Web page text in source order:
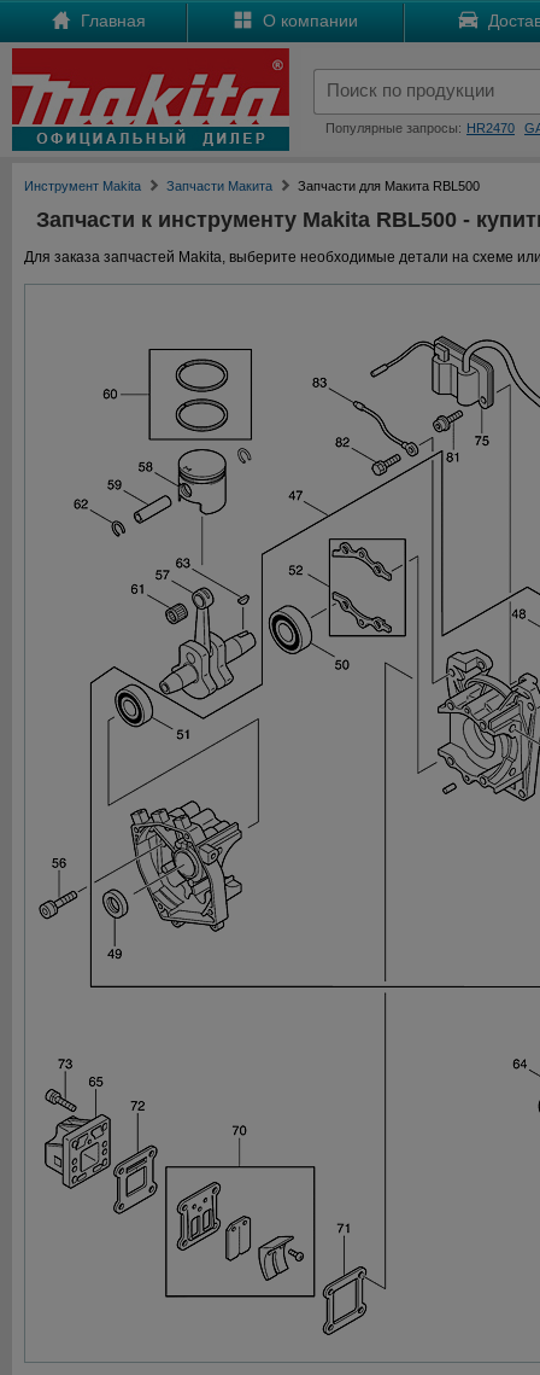
Главная О компании
Популярные запросы: HR2470
Инструмент Makita Запчасти Макита Запчасти для Макита RBL500
Запчасти к инструменту Makita RBL500 -
Для заказа запчастей Makita, выберите необходимые детали на схеме